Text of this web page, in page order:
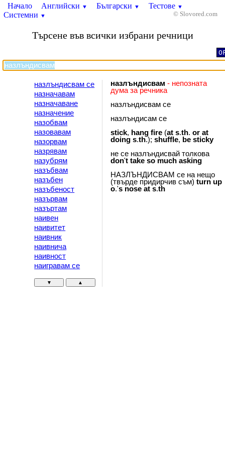
Начало Английски ▼ Български ▼ Тестове ▼
Системни ▼ © Slovored.com
Търсене във всички избрани речници
назлъндисвам се
назначавам
назначаване
назначение
назобвам
назовавам
назорвам
назрявам
назубрям
назъбвам
назъбен
назъбеност
назървам
назъртам
наивен
наивитет
наивник
наивнича
наивност
наигравам се
▼ ▲
назлъндисвам - непозната
дума за речника
назлъндисвам се
назлъндисам се
stick, hang fire (at s.th.or at
doing s.th.);shuffle, be sticky
не се назлъндисвай толкова
don't take so much asking
НАЗЛЪНДИСВАМ се на нещо
(твърде придирчив съм)turn up
o.'s nose at s.th